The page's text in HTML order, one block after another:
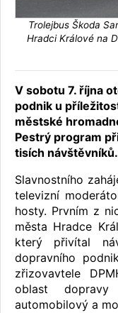
Trolejbus Škoda
Hradci Králové na
V sobotu 7. října
podnik u
městské
Pestrý program
tisích návštěvníků.
Slavnostního
televizní
hosty. Prvním z
města Hradce
který přivítal
dopravního
zřizovavtele
oblast
automobilový a